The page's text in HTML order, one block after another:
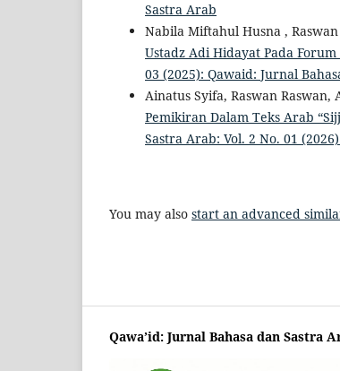
Sastra Arab
Nabila Miftahul Husna ,
Ustadz Adi Hidayat Pada
03 (2025): Qawaid: Jurnal
Ainatus Syifa, Raswan Raswan,
Pemikiran Dalam Teks Arab
Sastra Arab: Vol. 2 No. 01
You may also start an advanced
Qawa’id: Jurnal Bahasa dan Sastra